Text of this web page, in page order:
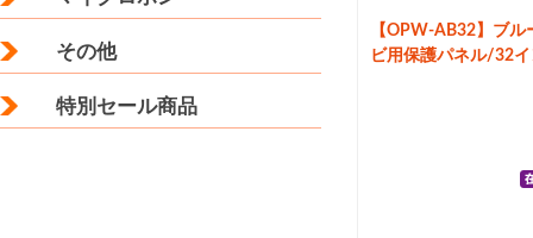
【OPW-AB32】ブ
ビ用保護パネル/32
その他
特別セール商品